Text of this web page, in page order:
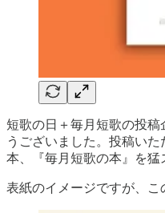
短歌の日＋毎月短歌の投稿
うございました。投稿い
本、『毎月短歌の本』を猛
表紙のイメージですが、